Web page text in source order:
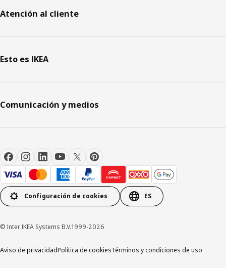
Atención al cliente
Esto es IKEA
Comunicación y medios
Configuración de cookies ES
© Inter IKEA Systems B.V.1999-2026
Aviso de privacidadPolítica de cookiesTérminos y condiciones de uso